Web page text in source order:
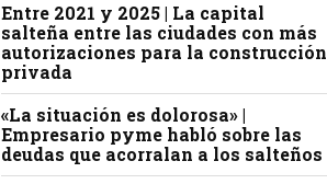
Entre 2021 y 2025 | La capital
salteña entre las ciudades con más
autorizaciones para la construcción
privada
«La situación es dolorosa» |
Empresario pyme habló sobre las
deudas que acorralan a los salteños